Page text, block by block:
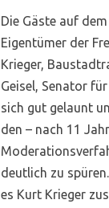
Die Gäste auf
Eigentümer der
Krieger,
Geisel, Senator
sich gut gelaunt
den – nach 11
deutlich zu
es Kurt Krieger